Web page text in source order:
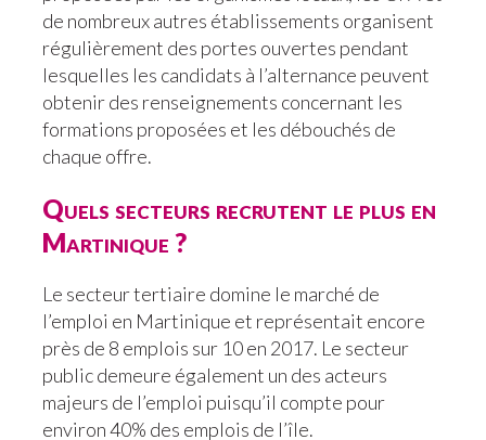
de nombreux autres établissements organisent
régulièrement des portes ouvertes pendant
lesquelles les candidats à l’alternance peuvent
obtenir des renseignements concernant les
formations proposées et les débouchés de
chaque offre.
Quels secteurs recrutent le plus en
Martinique ?
Le secteur tertiaire domine le marché de
l’emploi en Martinique et représentait encore
près de 8 emplois sur 10 en 2017. Le secteur
public demeure également un des acteurs
majeurs de l’emploi puisqu’il compte pour
environ 40% des emplois de l’île.